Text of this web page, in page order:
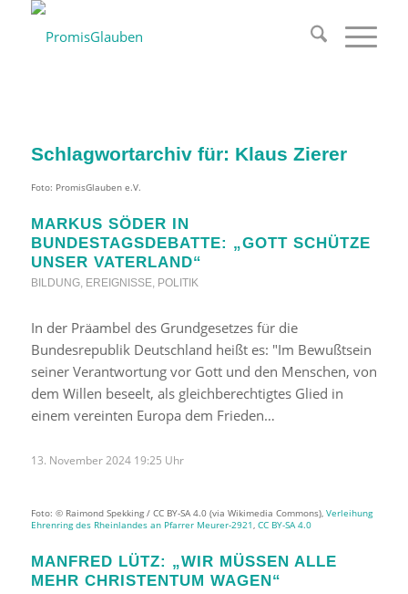
Schlagwortarchiv für: Klaus Zierer
Foto: PromisGlauben e.V.
MARKUS SÖDER IN
BUNDESTAGSDEBATTE: „GOTT SCHÜTZE
UNSER VATERLAND“
BILDUNG, EREIGNISSE, POLITIK
In der Präambel des Grundgesetzes für die
Bundesrepublik Deutschland heißt es: "Im Bewußtsein
seiner Verantwortung vor Gott und den Menschen, von
dem Willen beseelt, als gleichberechtigtes Glied in
einem vereinten Europa dem Frieden…
13. November 2024 19:25 Uhr
Foto: © Raimond Spekking / CC BY-SA 4.0 (via Wikimedia Commons), Verleihung
Ehrenring des Rheinlandes an Pfarrer Meurer-2921 CC BY-SA 4.0
MANFRED LÜTZ: „WIR MÜSSEN ALLE
MEHR CHRISTENTUM WAGEN“